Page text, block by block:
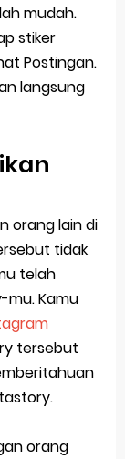
mudah.
stiker
Postingan.
langsung
orang lain di
tidak
telah
mu. Kamu
tersebut
orang